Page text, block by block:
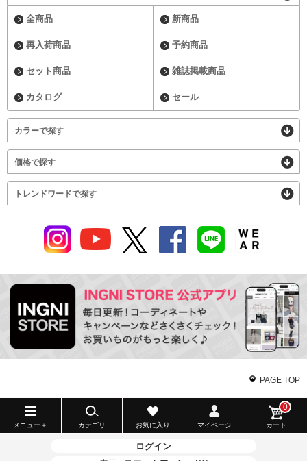
全商品 新商品
再入荷商品 予約商品
セット商品 雑誌掲載商品
カタログ セール
カラーで探す
価格で探す
トレンドワードで探す
PAGE TOP
メニュー＋ カテゴリ お気に入り マイページ カート
0
ログイン